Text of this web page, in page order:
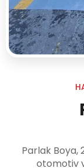
Parlak Boya,
otomotiv